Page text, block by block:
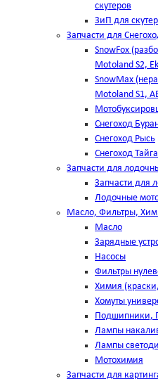
скутеров
ЗиП для
Запчасти для
SnowFox
Motoland S2,
SnowMax
Motoland S1,
Снегоход
Снегоход Рысь
Снегоход Тайга
Запчасти для
Запчасти для
Лодочные
Масло, Фильтры,
Масло
Зарядные
Насосы
Фильтры
Химия
Хомуты
Подшипники,
Лампы
Лампы
Мотохимия
Запчасти для